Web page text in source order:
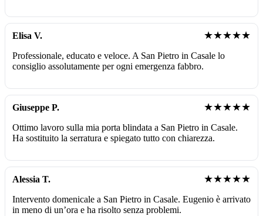
Elisa V. ★★★★★
Professionale, educato e veloce. A San Pietro in Casale lo
consiglio assolutamente per ogni emergenza fabbro.
Giuseppe P. ★★★★★
Ottimo lavoro sulla mia porta blindata a San Pietro in Casale.
Ha sostituito la serratura e spiegato tutto con chiarezza.
Alessia T. ★★★★★
Intervento domenicale a San Pietro in Casale. Eugenio è arrivato
in meno di un’ora e ha risolto senza problemi.